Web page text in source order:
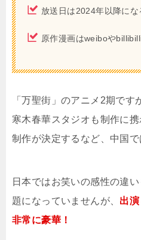
放送日は2024年以降にな
原作漫画はweiboや
「万聖街」のアニメ2期です
寒木春華スタジオも制作に
制作が決定するなど、中国で
日本ではお笑いの感性の違
題になっていませんが、 出
非常に豪華！